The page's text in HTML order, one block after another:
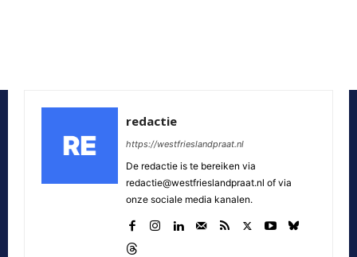
redactie
https://westfrieslandpraat.nl
De redactie is te bereiken via
redactie@westfrieslandpraat.nl of via
onze sociale media kanalen.